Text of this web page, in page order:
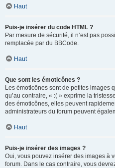
Haut
Puis-je insérer du code HTML ?
Par mesure de sécurité, il n’est pas
remplacée par du BBCode.
Haut
Que sont les émoticônes ?
Les émoticônes sont de petites images
qu’au contraire, « :( » exprime la
des émoticônes, elles peuvent
administrateurs du forum peuvent
Haut
Puis-je insérer des images ?
Oui, vous pouvez insérer des images à
forum. Dans le cas contraire, vous